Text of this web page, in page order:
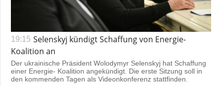
Interview
Video
Fotobank
19:15 Selenskyj kündigt Schaffung von Energie-
Koalition an
Der ukrainische Präsident Wolodymyr Selenskyj hat Schaffung
einer Energie- Koalition angekündigt. Die erste Sitzung soll in
den kommenden Tagen als Videonkonferenz stattfinden.